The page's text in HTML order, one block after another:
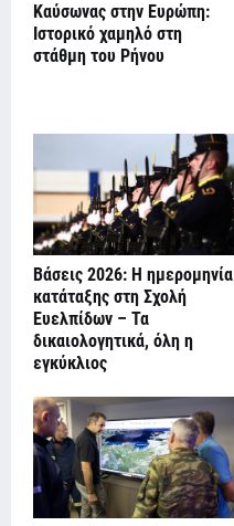
Καύσωνας στην Ευρώπη:
Ιστορικό χαμηλό στη
στάθμη του Ρήνου
Βάσεις 2026: Η ημερομηνία
κατάταξης στη Σχολή
Ευελπίδων – Τα
δικαιολογητικά, όλη η
εγκύκλιος